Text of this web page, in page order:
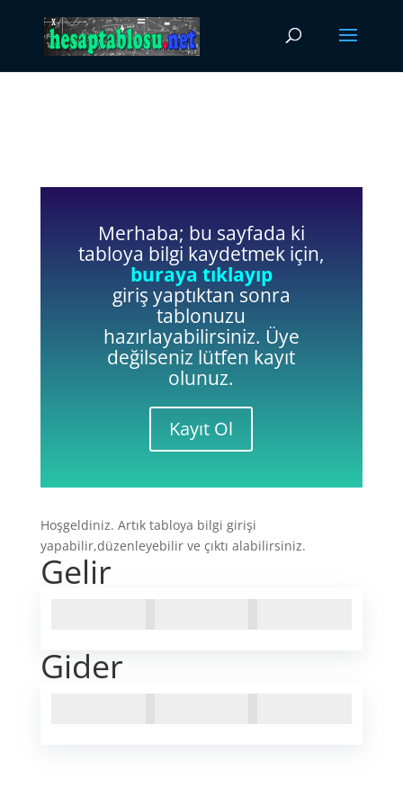
Merhaba; bu sayfada ki
tabloya bilgi kaydetmek için,
buraya tıklayıp
giriş yaptıktan sonra
tablonuzu
hazırlayabilirsiniz. Üye
değilseniz lütfen kayıt
olunuz.
Kayıt Ol
Hoşgeldiniz. Artık tabloya bilgi girişi
yapabilir,düzenleyebilir ve çıktı alabilirsiniz.
Gelir
Gider